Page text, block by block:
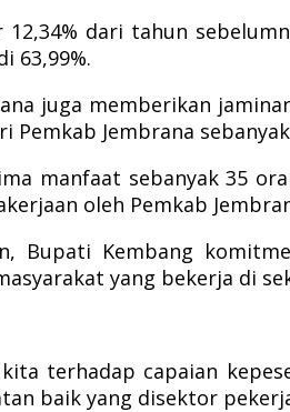
dari tahun
63,99%.
juga memberikan
Jembrana
manfaat sebanyak 35
oleh Pemkab
Bupati Kembang
yang bekerja di
terhadap capaian
baik yang disektor